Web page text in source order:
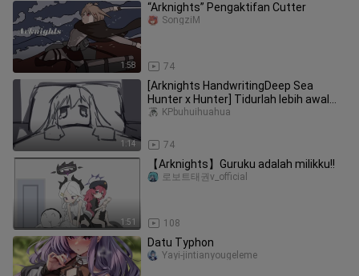
1:58
“Arknights” Pengaktifan Cutter
74
SongziM
1:14
[Arknights HandwritingDeep Sea
Hunter x Hunter] Tidurlah lebih awal
hari Jumat
74
KPbuhuihuahua
1:51
【Arknights】Guruku adalah milikku!!
108
로보트태권v_official
Datu Typhon
Yayi-jintianyougeleme